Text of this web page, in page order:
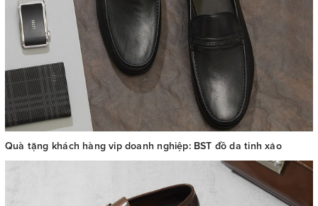
Quà tặng khách hàng vip doanh nghiệp: BST đồ da tinh xảo